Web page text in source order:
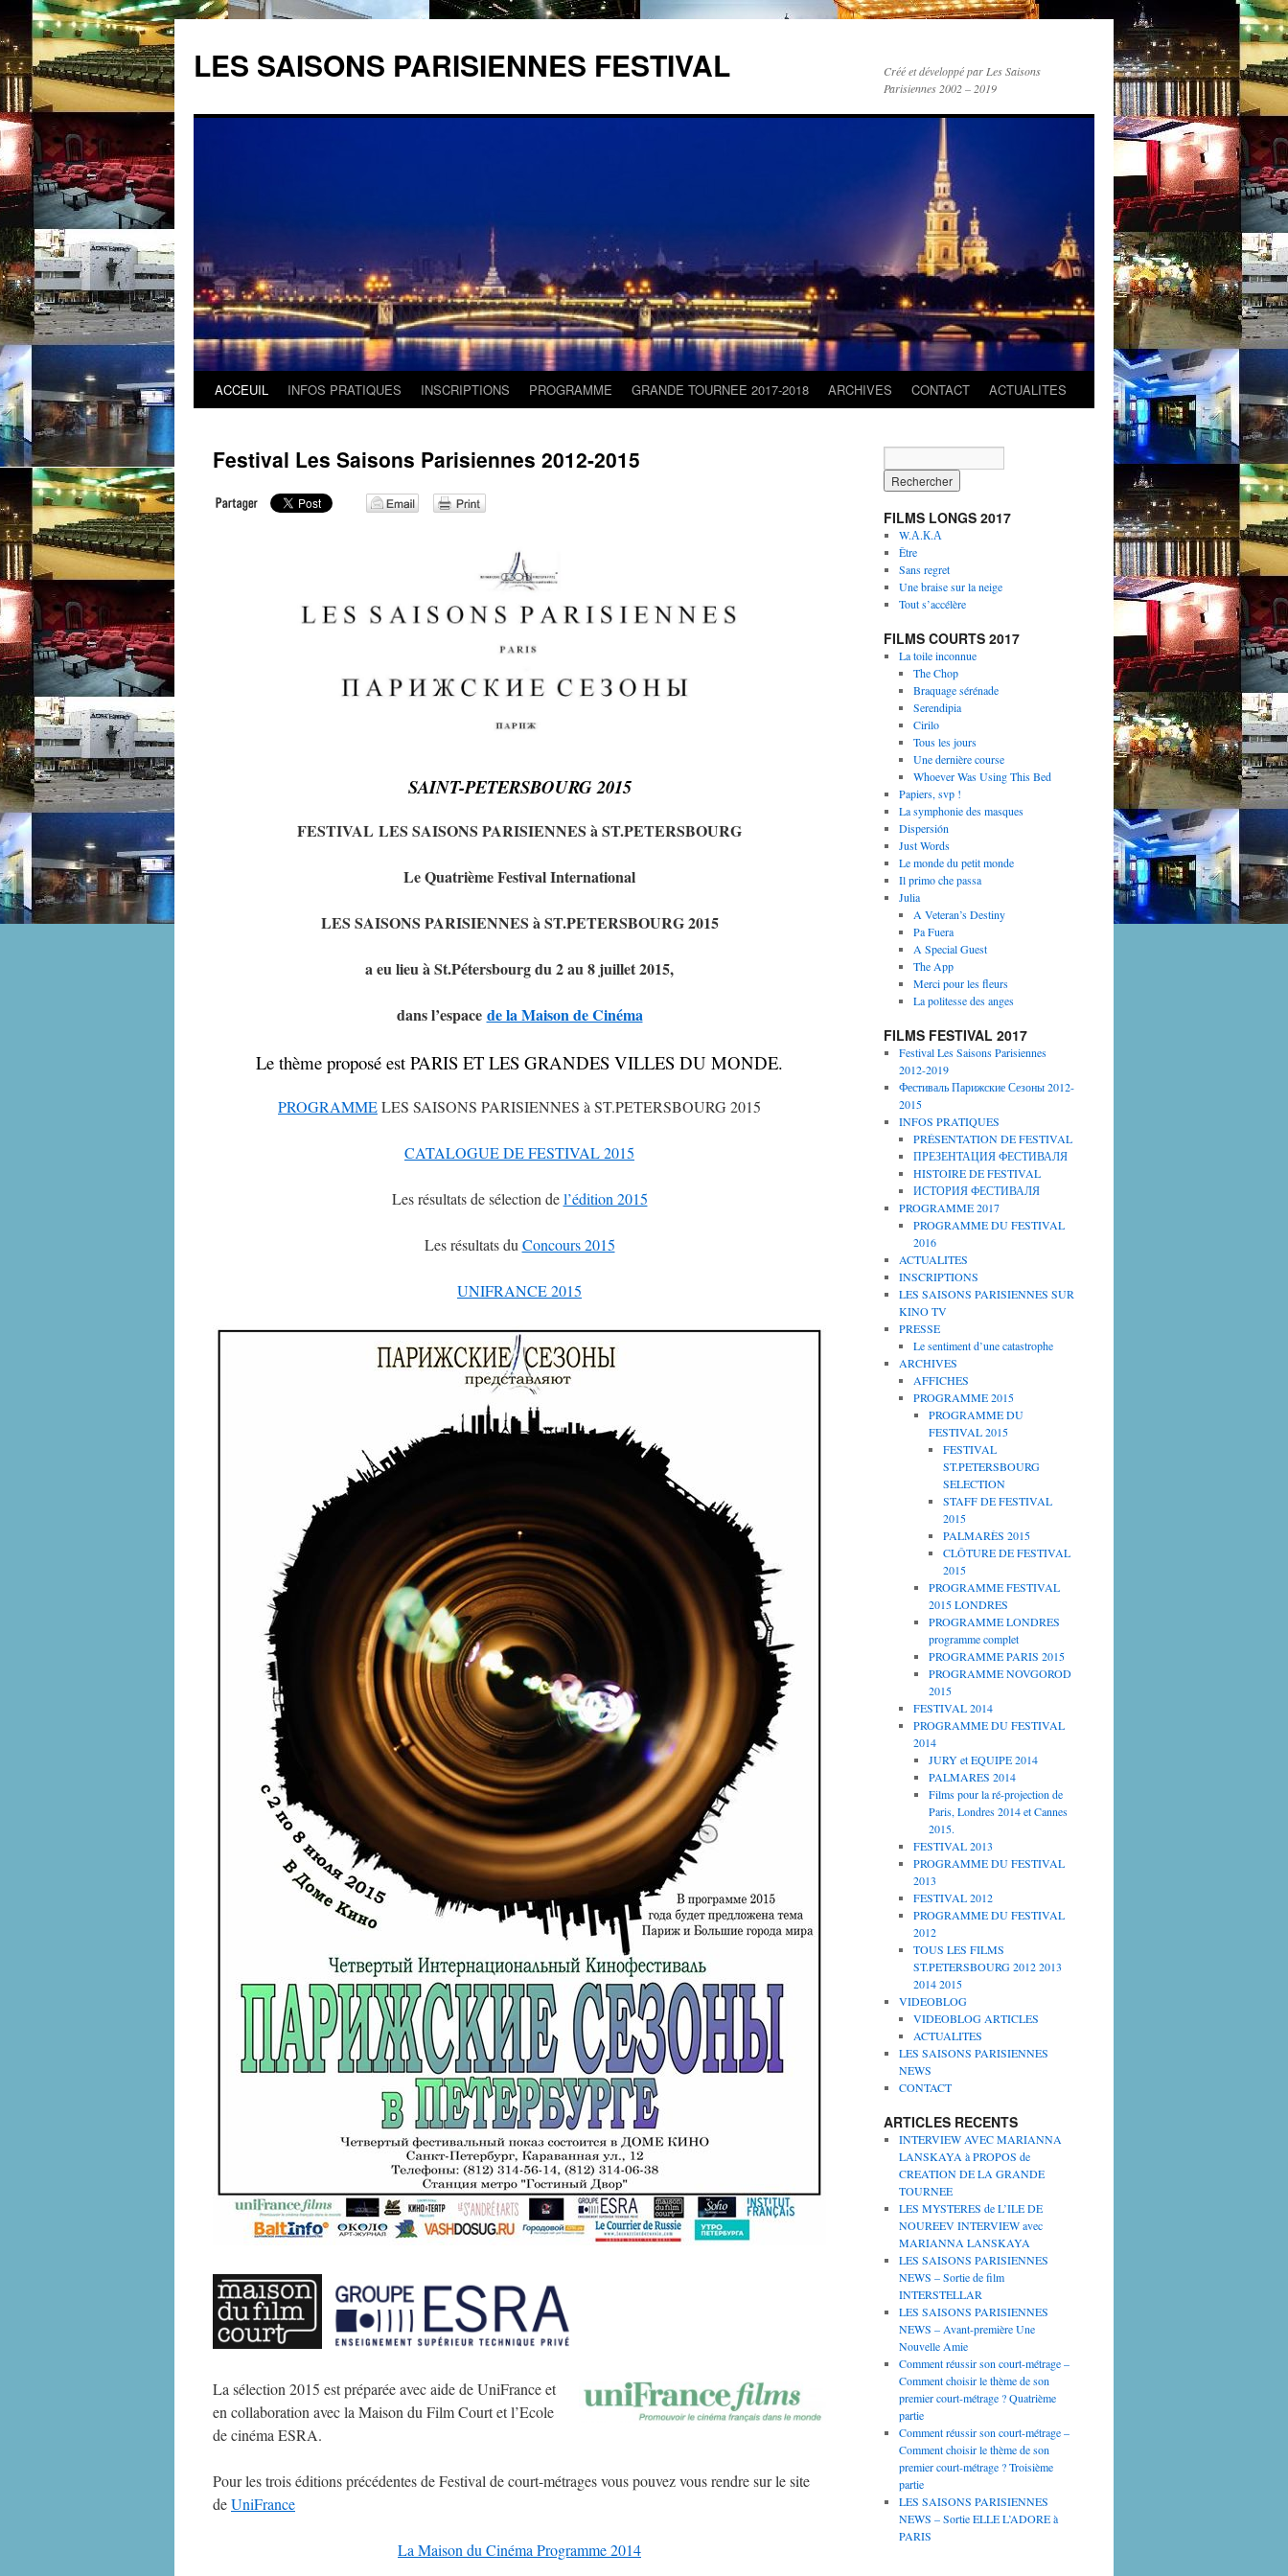
LES SAISONS PARISIENNES FESTIVAL
Créé et développé par Les Saisons
Parisiennes 2002 – 2019
ACCEUIL INFOS PRATIQUES INSCRIPTIONS PROGRAMME GRANDE TOURNEE 2017-2018 ARCHIVES CONTACT ACTUALITES
Festival Les Saisons Parisiennes 2012-2015
SAINT-PETERSBOURG 2015
FESTIVAL LES SAISONS PARISIENNES à ST.PETERSBOURG
Le Quatrième Festival International
LES SAISONS PARISIENNES à ST.PETERSBOURG 2015
a eu lieu à St.Pétersbourg du 2 au 8 juillet 2015,
dans l’espace de la Maison de Cinéma
Le thème proposé est PARIS ET LES GRANDES VILLES DU MONDE.
PROGRAMMELES SAISONS PARISIENNES à ST.PETERSBOURG 2015
CATALOGUE DE FESTIVAL 2015
Les résultats de sélection del’édition 2015
Les résultats du Concours 2015
UNIFRANCE 2015
La sélection 2015 est préparée avec aide de UniFrance et
en collaboration avec la Maison du Film Court et l’Ecole
de cinéma ESRA.
Pour les trois éditions précédentes de Festival de court-métrages vous pouvez vous rendre sur le site
deUniFrance
La Maison du Cinéma Programme 2014
FILMS LONGS 2017
W.А.К.А
Être
Sans regret
Une braise sur la neige
Tout s’accélère
FILMS COURTS 2017
La toile inconnue
The Chop
Braquage sérénade
Serendipia
Cirilo
Tous les jours
Une dernière course
Whoever Was Using This Bed
Papiers, svp !
La symphonie des masques
Dispersión
Just Words
Le monde du petit monde
Il primo che passa
Julia
A Veteran’s Destiny
Pa Fuera
A Special Guest
The App
Merci pour les fleurs
La politesse des anges
FILMS FESTIVAL 2017
Festival Les Saisons Parisiennes
2012-2019
Фестиваль Парижские Сезоны 2012-
2015
INFOS PRATIQUES
PRÉSENTATION DE FESTIVAL
ПРЕЗЕНТАЦИЯ ФЕСТИВАЛЯ
HISTOIRE DE FESTIVAL
ИСТОРИЯ ФЕСТИВАЛЯ
PROGRAMME 2017
PROGRAMME DU FESTIVAL
2016
ACTUALITES
INSCRIPTIONS
LES SAISONS PARISIENNES SUR
KINO TV
PRESSE
Le sentiment d’une catastrophe
ARCHIVES
AFFICHES
PROGRAMME 2015
PROGRAMME DU
FESTIVAL 2015
FESTIVAL
ST.PETERSBOURG
SELECTION
STAFF DE FESTIVAL
2015
PALMARÈS 2015
CLÔTURE DE FESTIVAL
2015
PROGRAMME FESTIVAL
2015 LONDRES
PROGRAMME LONDRES
programme complet
PROGRAMME PARIS 2015
PROGRAMME NOVGOROD
2015
FESTIVAL 2014
PROGRAMME DU FESTIVAL
2014
JURY et EQUIPE 2014
PALMARES 2014
Films pour la ré-projection de
Paris, Londres 2014 et Cannes
2015.
FESTIVAL 2013
PROGRAMME DU FESTIVAL
2013
FESTIVAL 2012
PROGRAMME DU FESTIVAL
2012
TOUS LES FILMS
ST.PETERSBOURG 2012 2013
2014 2015
VIDEOBLOG
VIDEOBLOG ARTICLES
ACTUALITES
LES SAISONS PARISIENNES
NEWS
CONTACT
ARTICLES RECENTS
INTERVIEW AVEC MARIANNA
LANSKAYA à PROPOS de
CREATION DE LA GRANDE
TOURNEE
LES MYSTERES de L’ILE DE
NOUREEV INTERVIEW avec
MARIANNA LANSKAYA
LES SAISONS PARISIENNES
NEWS – Sortie de film
INTERSTELLAR
LES SAISONS PARISIENNES
NEWS – Avant-première Une
Nouvelle Amie
Comment réussir son court-métrage –
Comment choisir le thème de son
premier court-métrage ? Quatrième
partie
Comment réussir son court-métrage –
Comment choisir le thème de son
premier court-métrage ? Troisième
partie
LES SAISONS PARISIENNES
NEWS – Sortie ELLE L’ADORE à
PARIS